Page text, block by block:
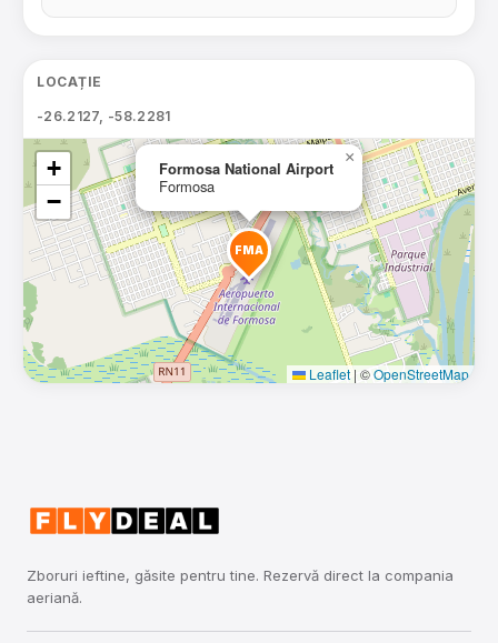
LOCAȚIE
-26.2127, -58.2281
FMA
Formosa National Airport
Formosa
×
+
−
Leaflet | ©OpenStreetMap
Zboruri ieftine, găsite pentru tine. Rezervă direct la compania
aeriană.